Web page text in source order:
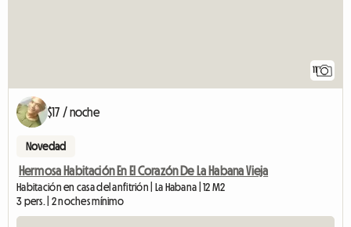
11
$17 / noche
Novedad
Hermosa Habitación En El Corazón De La Habana Vieja
Habitación en casa del anfitrión | La Habana | 12 M2
3 pers. | 2 noches mínimo